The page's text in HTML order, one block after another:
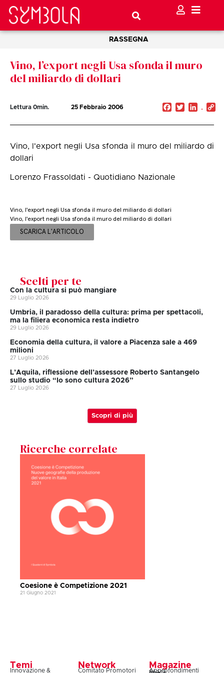
RASSEGNA
Vino, l’export negli Usa sfonda il muro
del miliardo di dollari
Lettura 0min. 25 Febbraio 2006 Facebook
Twitter
Vino, l'export negli Usa sfonda il muro del miliardo di
dollari
Lorenzo Frassoldati - Quotidiano Nazionale
Vino, l'export negli Usa sfonda il muro del miliardo di dollari
Vino, l'export negli Usa sfonda il muro del miliardo di dollari
SCARICA L'ARTICOLO
Scelti per te
Con la cultura si può mangiare
29 Luglio 2026
Umbria, il paradosso della cultura: prima per spettacoli,
ma la filiera economica resta indietro
29 Luglio 2026
Economia della cultura, il valore a Piacenza sale a 469
milioni
27 Luglio 2026
L’Aquila, riflessione dell’assessore Roberto Santangelo
sullo studio “Io sono cultura 2026”
27 Luglio 2026
Scopri di più
Ricerche correlate
Coesione è Competizione 2021
21 Giugno 2021
Temi
Innovazione &
Network
Comitato Promotori
Magazine
Approfondimenti